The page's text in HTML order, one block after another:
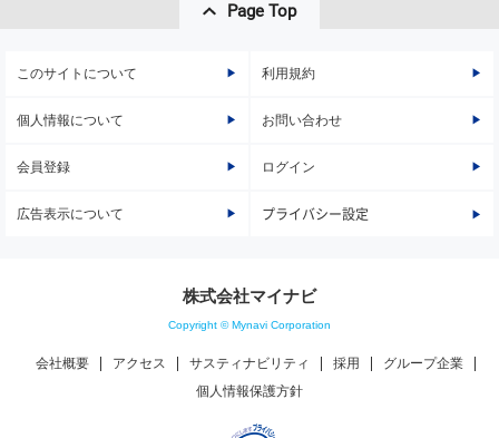
Page Top
このサイトについて 利用規約
個人情報について お問い合わせ
会員登録 ログイン
広告表示について プライバシー設定
株式会社マイナビ
Copyright © Mynavi Corporation
会社概要 アクセス サスティナビリティ 採用
グループ企業
個人情報保護方針